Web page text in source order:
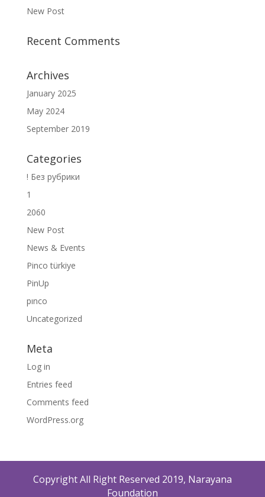
New Post
Recent Comments
Archives
January 2025
May 2024
September 2019
Categories
! Без рубрики
1
2060
New Post
News & Events
Pinco türkiye
PinUp
pınco
Uncategorized
Meta
Log in
Entries feed
Comments feed
WordPress.org
Copyright All Right Reserved 2019, Narayana
Foundation